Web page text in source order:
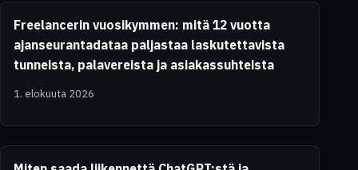
Freelancerin vuosikymmen: mitä 12 vuotta
ajanseurantadataa paljastaa laskutettavista
tunneista, palavereista ja asiakassuhteista
1. elokuuta 2026